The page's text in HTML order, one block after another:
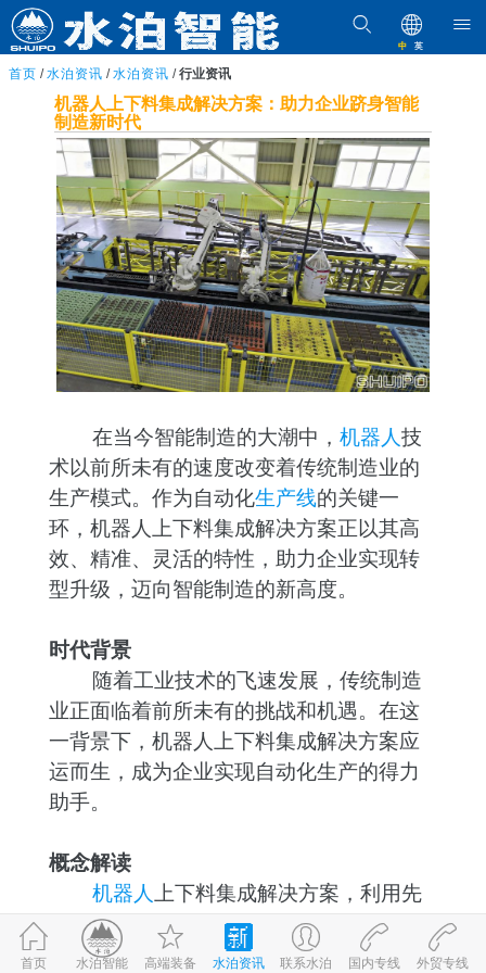
中 英
首页 / 水泊资讯 / 水泊资讯 / 行业资讯
机器人上下料集成解决方案：助力企业跻身智能
制造新时代
在当今智能制造的大潮中， 机器人技
术以前所未有的速度改变着传统制造业的
生产模式。作为自动化生产线的关键一
环，机器人上下料集成解决方案正以其高
效、精准、灵活的特性，助力企业实现转
型升级，迈向智能制造的新高度。
时代背景
随着工业技术的飞速发展，传统制造
业正面临着前所未有的挑战和机遇。在这
一背景下，机器人上下料集成解决方案应
运而生，成为企业实现自动化生产的得力
助手。
概念解读
机器人上下料集成解决方案，利用先
进的机器人技术和智能控制系统，实现了
生产线上物料的自动搬运、装卸和定位。
©2017-2026水泊智能 鲁ICP备09059980号-1 鲁公网安备 37083202370898号
首页 水泊智能 高端装备 水泊资讯 联系水泊 国内专线 外贸专线